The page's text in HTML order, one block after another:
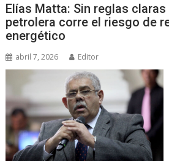
Elías Matta: Sin reglas
petrolera corre el riesgo de
energético
abril 7, 2026 Editor